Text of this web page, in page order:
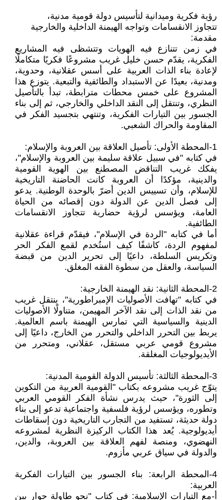
رؤية فكرية وميدانية لتأسيس دولة قومية مدنية،
تتجاوز الانقسامات وتواجه الهيمنة الداخلية والخارجية
مقدمة:
في زمن تتنازع فيه الهويات وتتشظى فيه المشاريع
الفكرية، يقدّم حسن خليل غريب مشروعًا فكريًا متكاملًا
لإعادة بناء الذات العربية على أسس عقلانية، وحدوية،
ومدنية، بعيدًا عن الاستبداد والطائفية والتبعية. يتوزع هذا
المشروع على خمس محطات مترابطة، تبدأ بالتأصيل
النظري، وتنتقل إلى النقد الداخلي والخارجي، ثم إلى بناء
الجسور بين التيارات الفكرية، وتنتهي بتجسيد الفكر في
المقاومة والحراك الشعبي.
1-المحطة الأولى: تأصيل العلاقة بين العروبة والإسلام:
في كتابه "في سبيل علاقة سليمة بين العروبة والإسلام"،
يفكك غريب التناقض المصطنع بين الهوية القومية
والدينية، مؤكدًا أن العروبة كانت الحاضنة التاريخية
للإسلام، وأن تسييس الدين أضرّ بالوحدة الوطنية. يدعو
إلى فصل الدين عن الدولة دون إقصائه من الحياة
العامة، ويؤسس لرؤية حضارية تتجاوز الانقسامات
الطائفية.
أما في كتابه "الردة في الإسلام"، فيقدّم قراءة عقلانية
لمفهوم الردة، كاشفًا كيف استُخدم لقمع الفكر الحر
وتكريس السلطة، داعيًا إلى تحرير الدين من قبضة
السياسة، والعقل من سطوة الفقه المغلق.
2-المحطة الثانية: نقد الهيمنة الخارجية:
في كتابه "تهافت الأصوليات الإمبراطورية"، ينتقل غريب
من نقد الذات إلى نقد الآخر المهيمن، متناولًا الأصوليات
الدينية والسياسية التي تمارس الهيمنة باسم العالمية.
يربط بين التحرر الداخلي والتحرر من الخارج، داعيًا إلى
مشروع قومي عربي مستقل، عقلاني، ومتحرر من
الأيديولوجيات المغلقة.
3-المحطة الثالثة: تأسيس الدولة القومية المدنية:
يتوّج غريب مشروعه بكتاب "القومية العربية من التكوين
إلى الثورة"، حيث يدرس نشأة الفكر القومي العربي
وتطوره، ويؤسس لرؤية فلسفية واجتماعية تدعو إلى بناء
دولة حديثة، تستفيد من التجارب التاريخية دون إسقاطات
أيديولوجية. يُعد هذا الكتاب الركيزة النظرية لمشروعه
النهضوي، ومنصة لفهم العلاقة بين العروبة، والدين،
والدولة في سياق عربي مأزوم.
4-المحطة الرابعة: بناء الجسور بين التيارات الفكرية
العربية:
أ-مع التيارات الإسلامية: في كتاب "نحو طاولة حوار بين